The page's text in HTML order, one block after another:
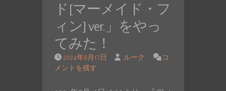
ド[マーメイド・フ
ィン] ver.」をやっ
てみた！
2024年8月17日 ルーク
コ
メントを残す